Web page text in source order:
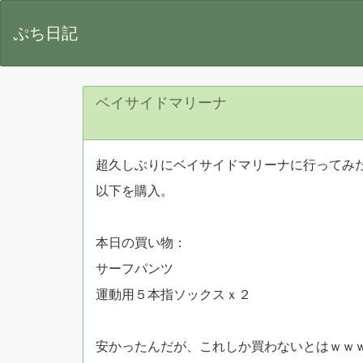
ぷち日記
ベイサイドマリーナ
超久しぶりにベイサイドマリーナに行ってみ
以下を購入。
本日の買い物：
サーフパンツ
運動用５本指ソックスｘ２
安かったんだが、これしか買わないとはｗｗ